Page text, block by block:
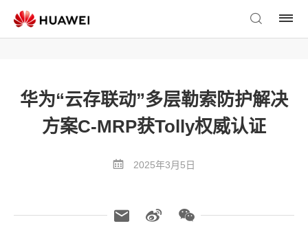
华为“云存联动”多层勒索防护解决
方案C-MRP获Tolly权威认证
2025年3月5日